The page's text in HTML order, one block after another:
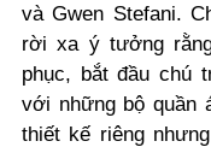
và Gwen Stefani.
rời xa ý tưởng
phục, bắt đầu chú
với những bộ quần
thiết kế riêng